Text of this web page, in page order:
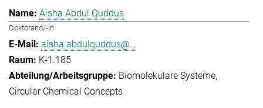
Aisha Abdul Quddus
Doktorand/-in
aisha.abdulquddus@...
K-1.185
Biomolekulare Systeme
Circular Chemical Concepts